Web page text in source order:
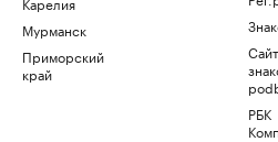
Мурманск
Приморский
край
Сайт
РБК